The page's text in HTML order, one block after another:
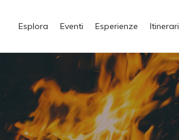
Esplora Eventi Esperienze Itinerari